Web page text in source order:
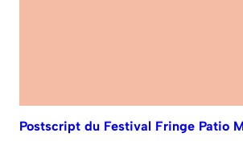
Postscript du Festival Fringe Patio